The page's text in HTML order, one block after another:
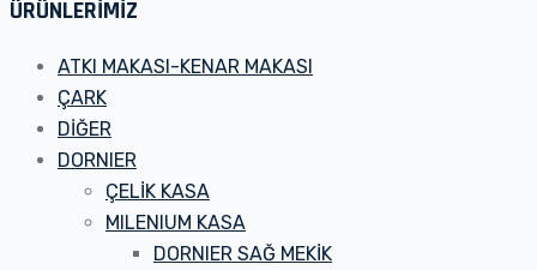
ÜRÜNLERİMİZ
ATKI MAKASI-KENAR MAKASI
ÇARK
DİĞER
DORNIER
ÇELİK KASA
MILENIUM KASA
DORNIER SAĞ MEKİK